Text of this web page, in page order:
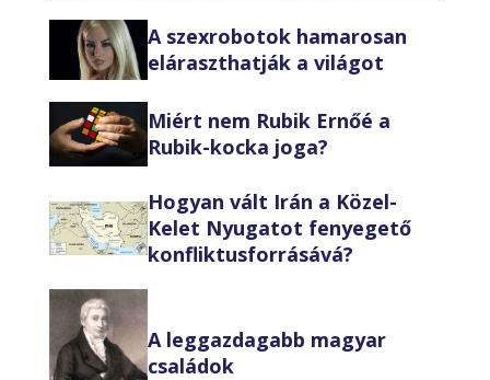
A szexrobotok hamarosan
eláraszthatják a világot
Miért nem Rubik Ernőé a
Rubik-kocka joga?
Hogyan vált Irán a Közel-
Kelet Nyugatot fenyegető
konfliktusforrásává?
A leggazdagabb magyar
családok